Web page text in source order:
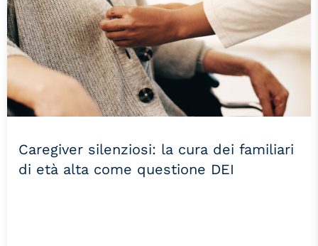
Caregiver silenziosi: la cura dei familiari
di età alta come questione DEI